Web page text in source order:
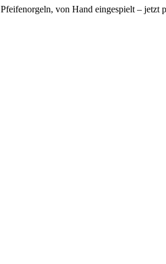
von Hand eingespielt – jetzt